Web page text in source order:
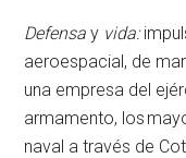
Defensa y vida:
aeroespacial, de
una empresa del
armamento, los
naval a través de